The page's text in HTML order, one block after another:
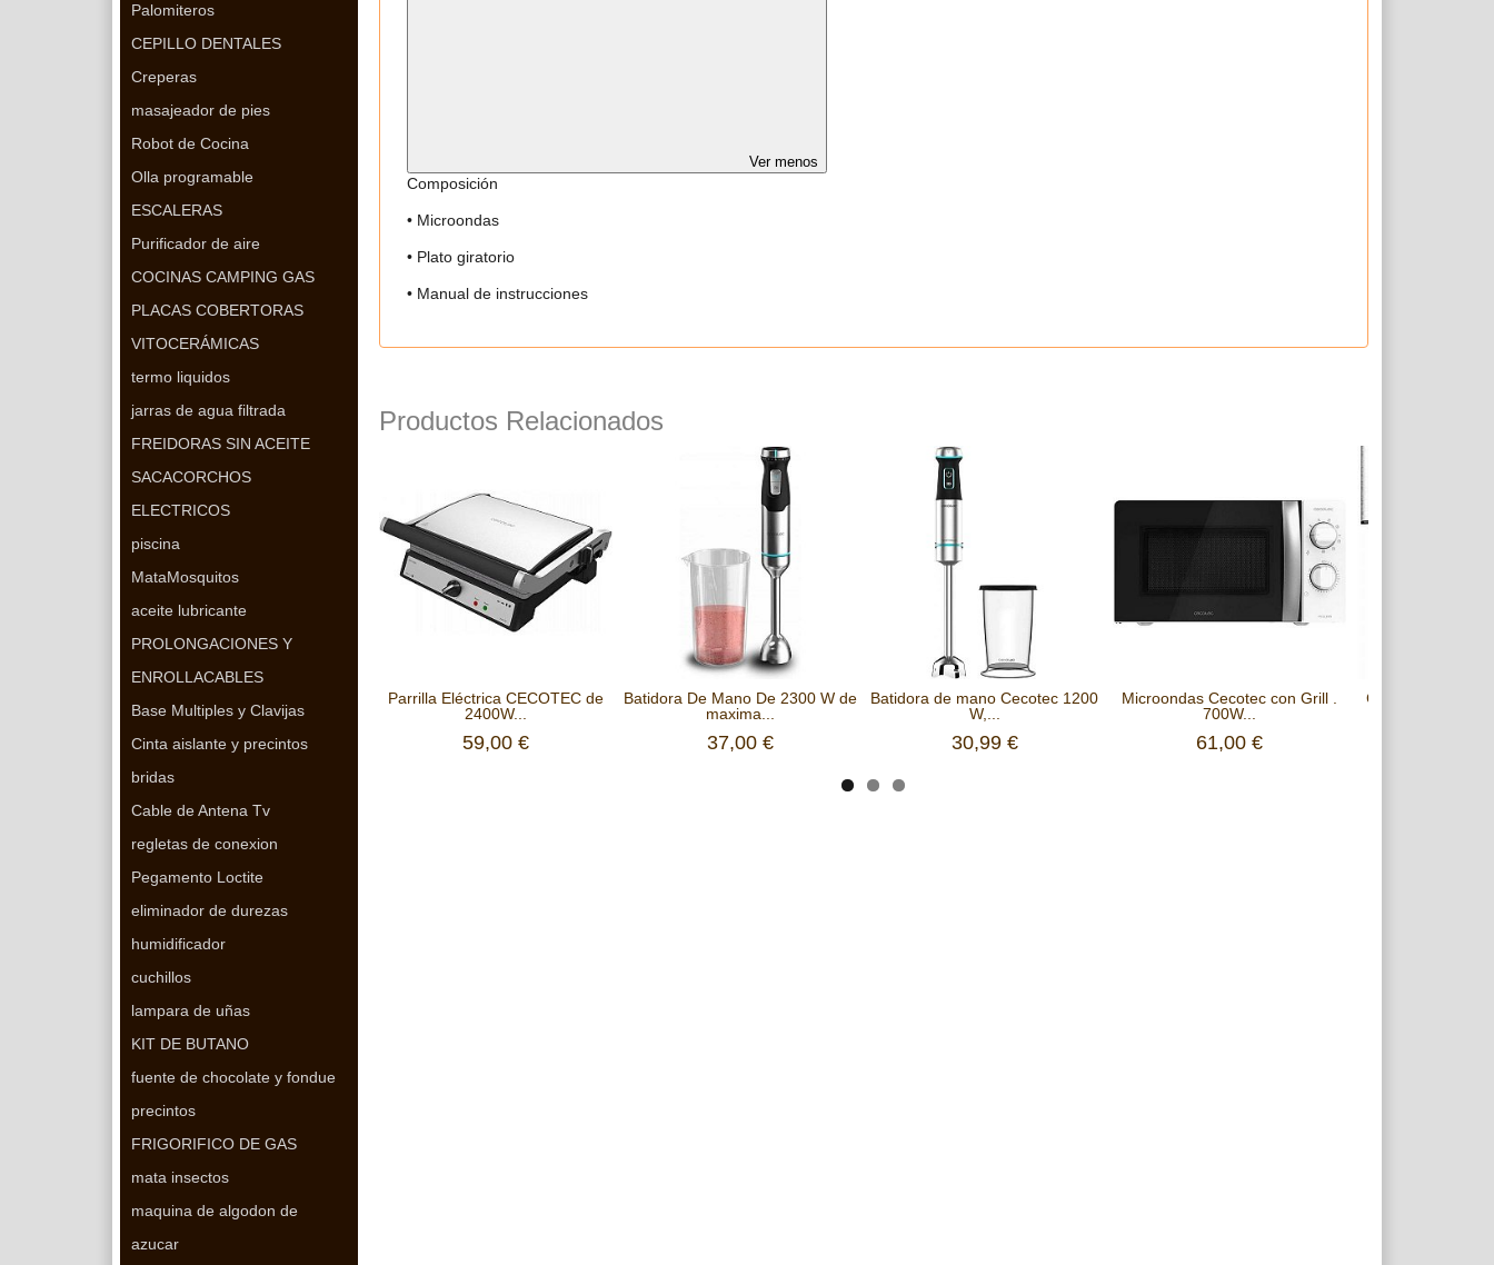
Palomiteros
CEPILLO DENTALES
Creperas
masajeador de pies
Robot de Cocina
Olla programable
ESCALERAS
Purificador de aire
COCINAS CAMPING GAS
PLACAS COBERTORAS
VITOCERÁMICAS
termo liquidos
jarras de agua filtrada
FREIDORAS SIN ACEITE
SACACORCHOS
ELECTRICOS
piscina
MataMosquitos
aceite lubricante
PROLONGACIONES Y
ENROLLACABLES
Base Multiples y Clavijas
Cinta aislante y precintos
bridas
Cable de Antena Tv
regletas de conexion
Pegamento Loctite
eliminador de durezas
humidificador
cuchillos
lampara de uñas
KIT DE BUTANO
fuente de chocolate y fondue
precintos
FRIGORIFICO DE GAS
mata insectos
maquina de algodon de
azucar
Ver menos
Composición
• Microondas
• Plato giratorio
• Manual de instrucciones
Productos Relacionados
Parrilla Eléctrica CECOTEC de
2400W...
59,00 €
Batidora De Mano De 2300 W de
maxima...
37,00 €
Batidora de mano Cecotec 1200
W,...
30,99 €
Microondas Cecotec con Grill .
700W...
61,00 €
Cafetera de